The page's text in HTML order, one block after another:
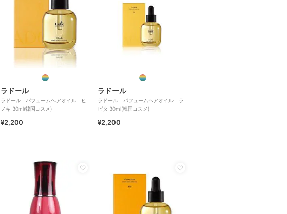
ラドール
ラドール パフュームヘアオイル ヒ
ノキ 30ml(韓国コスメ)
¥2,200
ラドール
ラドール パフュームヘアオイル ラ
ピタ 30ml(韓国コスメ)
¥2,200